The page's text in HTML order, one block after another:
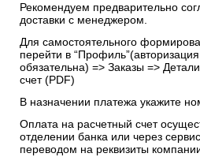
Рекомендуем предварительно
доставки с менеджером.
Для самостоятельного
перейти в
обязательна) => Заказы =>
счет (PDF)
В назначении платежа укажите
Оплата на расчетный счет
отделении банка или через
переводом на реквизиты